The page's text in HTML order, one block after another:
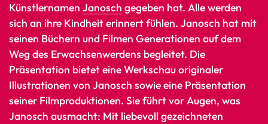
Künstlernamen Janosch gegeben hat. Alle werden
sich an ihre Kindheit erinnert fühlen. Janosch hat mit
seinen Büchern und Filmen Generationen auf dem
Weg des Erwachsenwerdens begleitet. Die
Präsentation bietet eine Werkschau originaler
Illustrationen von Janosch sowie eine Präsentation
seiner Filmproduktionen. Sie führt vor Augen, was
Janosch ausmacht: Mit liebevoll gezeichneten